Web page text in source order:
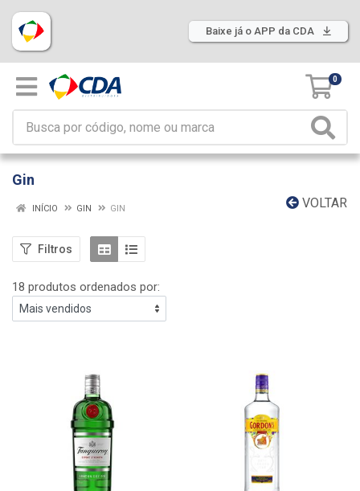
Baixe já o APP da CDA
0
Gin
VOLTAR
INÍCIO GIN GIN
Filtros
18 produtos ordenados por: